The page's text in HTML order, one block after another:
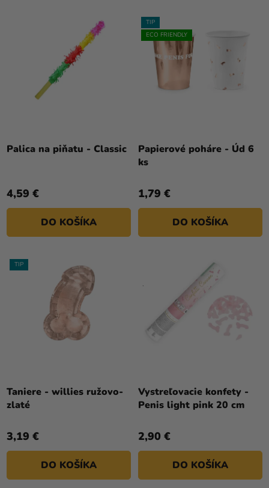
Palica na piňatu - Classic
4,59 €
DO KOŠÍKA
TIP
ECO FRIENDLY
Papierové poháre - Úd 6
ks
1,79 €
DO KOŠÍKA
TIP
Taniere - willies ružovo-
zlaté
3,19 €
DO KOŠÍKA
Vystreľovacie konfety -
Penis light pink 20 cm
2,90 €
DO KOŠÍKA